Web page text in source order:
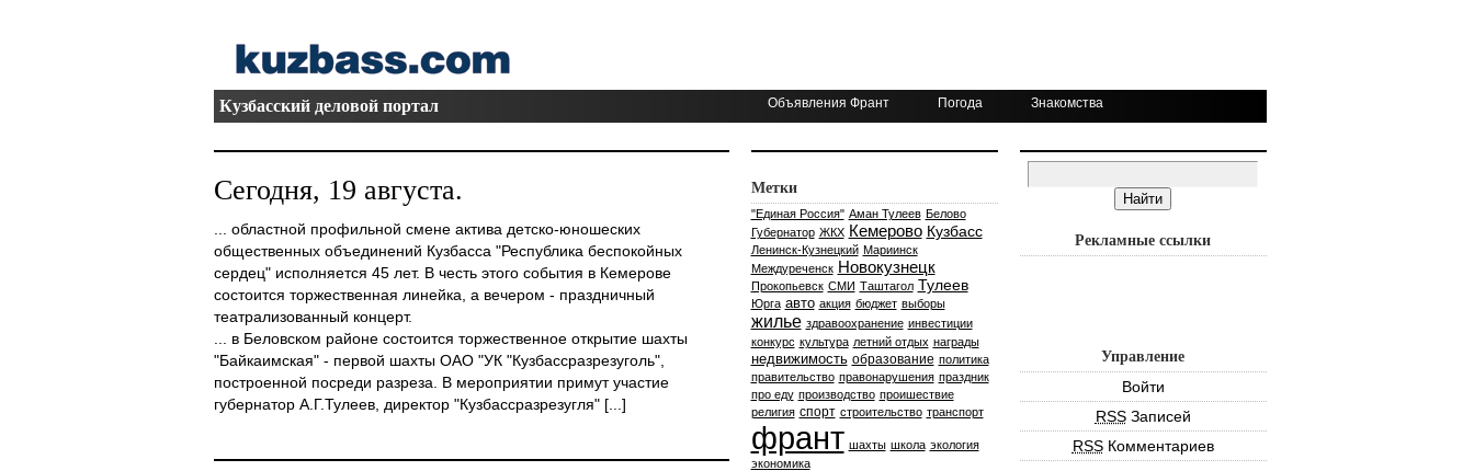
Кузбасский деловой портал Объявления Франт Погода Знакомства
Сегодня, 19 августа.
... областной профильной смене актива детско-юношеских
общественных объединений Кузбасса "Республика беспокойных
сердец" исполняется 45 лет. В честь этого события в Кемерове
состоится торжественная линейка, а вечером - праздничный
театрализованный концерт.
... в Беловском районе состоится торжественное открытие шахты
"Байкаимская" - первой шахты ОАО "УК "Кузбассразрезуголь",
построенной посреди разреза. В мероприятии примут участие
губернатор А.Г.Тулеев, директор "Кузбассразрезугля" [...]
Метки
"Единая Россия" Аман Тулеев Белово
Губернатор ЖКХ Кемерово Кузбасс
Ленинск-Кузнецкий Мариинск
Междуреченск Новокузнецк
Прокопьевск СМИ Таштагол Тулеев
Юрга авто акция бюджет выборы
жилье здравоохранение инвестиции
конкурс культура летний отдых награды
недвижимость образование политика
правительство правонарушения праздник
про еду производство проишествие
религия спорт строительство транспорт
франт шахты школа экология
экономика
Рекламные ссылки
Управление
Войти
RSSЗаписей
RSSКомментариев